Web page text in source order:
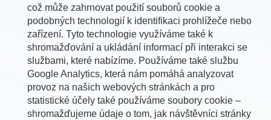
což může zahrnovat použití souborů cookie a
podobných technologií k identifikaci prohlížeče nebo
zařízení. Tyto technologie využíváme také k
shromažďování a ukládání informací při interakci se
službami, které nabízíme. Používáme také službu
Google Analytics, která nám pomáhá analyzovat
provoz na našich webových stránkách a pro
statistické účely také používáme soubory cookie –
shromažďujeme údaje o tom, jak návštěvníci stránky